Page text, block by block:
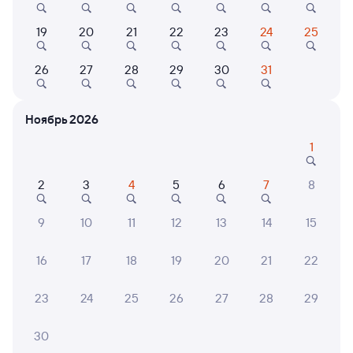
Выбор любимых мест на схемах вагонов
Подробные ответы на вопросы о поездке или
СМС-сопровождение до посадки в поезд
Частые вопросы
Что делать, если ошибся при вводе данных
19 20 21 22 23 24 25
26 27 28 29 30 31
Ноябрь 2026
1
2 3 4 5 6 7 8
9 10 11 12 13 14 15
16 17 18 19 20 21 22
23 24 25 26 27 28 29
30